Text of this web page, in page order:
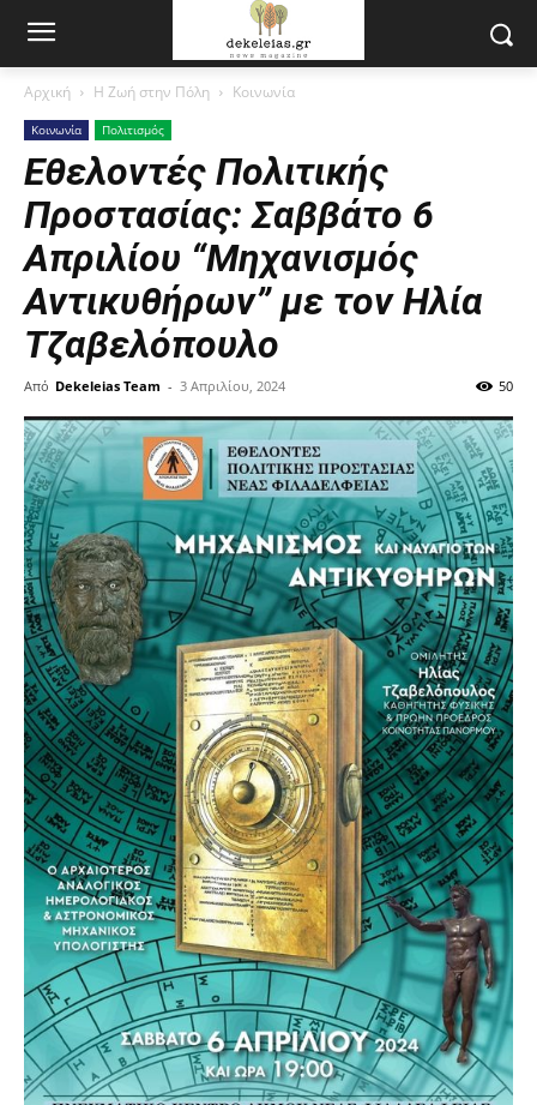
Αρχική Η Ζωή στην Πόλη Κοινωνία
Κοινωνία Πολιτισμός
Εθελοντές Πολιτικής
Προστασίας: Σαββάτο 6
Απριλίου “Μηχανισμός
Αντικυθήρων” με τον Ηλία
Τζαβελόπουλο
Από Dekeleias Team - 3 Απριλίου, 2024 50